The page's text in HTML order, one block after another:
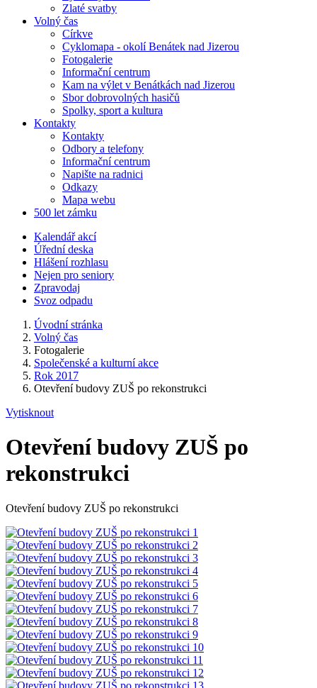
Zlaté svatby
Volný čas
Církve
Cyklomapa - okolí Benátek nad Jizerou
Fotogalerie
Informační centrum
Kam na výlet v Benátkách nad Jizerou
Sbor dobrovolných hasičů
Spolky, sport a kultura
Kontakty
Kontakty
Odbory a telefony
Informační centrum
Napište na radnici
Odkazy
Mapa webu
500 let zámku
Kalendář akcí
Úřední deska
Hlášení rozhlasu
Nejen pro seniory
Zpravodaj
Svoz odpadu
Úvodní stránka
Volný čas
Fotogalerie
Společenské a kulturní akce
Rok 2017
Otevření budovy ZUŠ po rekonstrukci
Vytisknout
Otevření budovy ZUŠ po
rekonstrukci
Otevření budovy ZUŠ po rekonstrukci